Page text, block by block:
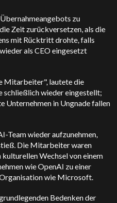
zu
Zeit zurückversetzen, als die
mit Rücktritt drohte, falls
als CEO eingesetzt
Mitarbeiter", lautete die
schließlich wieder eingestellt;
Unternehmen in Ungnade fallen
Team wieder aufzunehmen,
Die Mitarbeiter waren
Wechsel von einem
wie OpenAI zu einer
wie Microsoft.
Bedenken der